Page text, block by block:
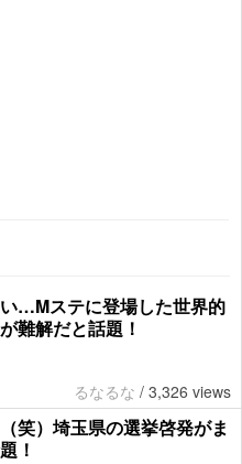
…Mステに登場した世界的
難解だと話題！
るなるな / 3,326 views
笑）埼玉県の選挙啓発がま
！